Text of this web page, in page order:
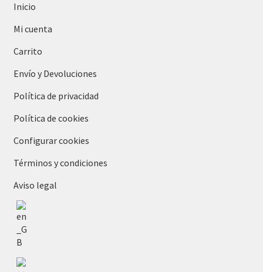
Inicio
Mi cuenta
Carrito
Envío y Devoluciones
Política de privacidad
Política de cookies
Configurar cookies
Términos y condiciones
Aviso legal